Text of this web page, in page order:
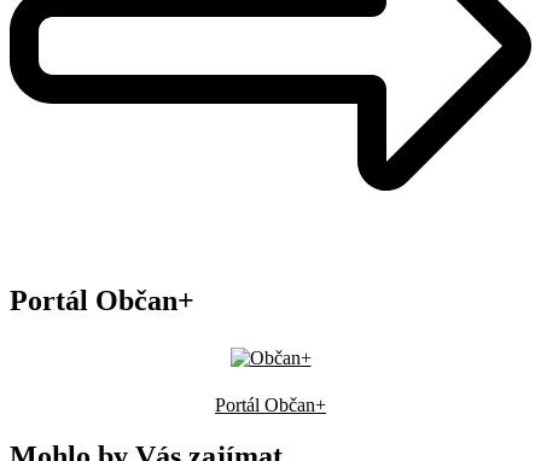
Portál Občan+
Portál Občan+